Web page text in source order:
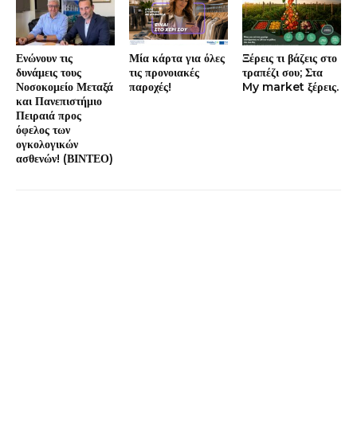
Ενώνουν τις
δυνάμεις τους
Νοσοκομείο Μεταξά
και Πανεπιστήμιο
Πειραιά προς
όφελος των
ογκολογικών
ασθενών! (ΒΙΝΤΕΟ)
Μία κάρτα για όλες
τις προνοιακές
παροχές!
Ξέρεις τι βάζεις στο
τραπέζι σου; Στα
My market ξέρεις.